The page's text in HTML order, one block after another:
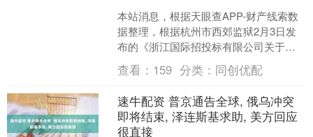
本站消息，根据天眼查APP-财产线索数
据整理，根据杭州市西郊监狱2月3日发
布的《浙江国际招投标有限公司关于杭
州市西郊监狱警用机器人及无人机采购
项目中标(成交)结....
查看： 159 分类： 同创优配
速牛配资 普京通告全球, 俄乌冲突
即将结束, 泽连斯基求助, 美方回应
很直接